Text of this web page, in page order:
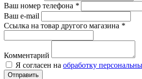
Ваш номер телефона *
Ваш e-mail
Ссылка на товар другого магазина *
Комментарий
Я согласен на обработку
Отправить